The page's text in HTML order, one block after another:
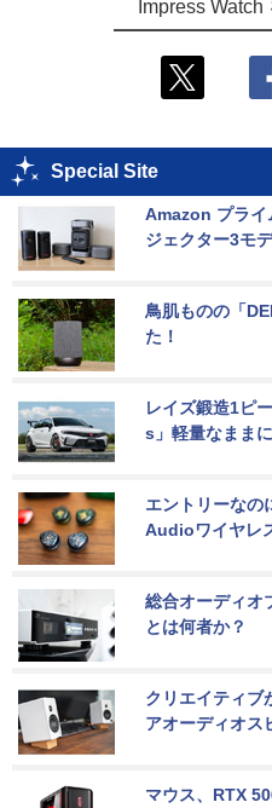
Impress
Special Site
Amazon プライ
ジェクター3モ
鳥肌ものの「
た！
レイズ鍛造1ピ
s」軽量なまま
エントリーな
Audioワイヤレ
総合オーディオ
とは何者か？
クリエイティブ
アオーディオス
マウス、RTX